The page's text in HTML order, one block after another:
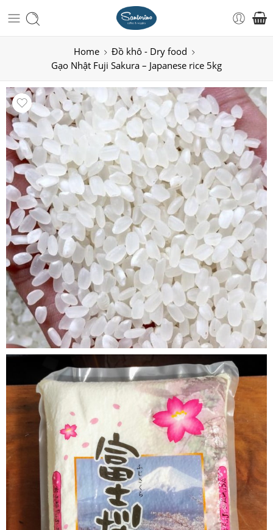
Home
Đồ khô - Dry food
Gạo Nhật Fuji Sakura – Japanese rice 5kg